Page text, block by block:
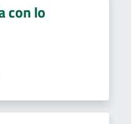
con lo